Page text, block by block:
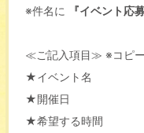
※件名に
『イベント応
≪ご記入項目≫ ※コピ
★イベント名
★開催日
★希望する時間